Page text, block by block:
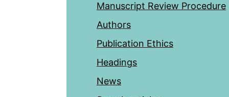
Manuscript Review Procedure
Authors
Publication Ethics
Headings
News